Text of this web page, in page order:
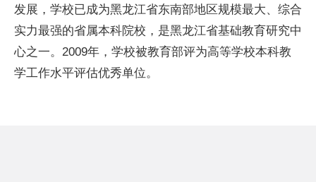
发展，学校已成为黑龙江省东南部地区规模最大、综合
实力最强的省属本科院校，是黑龙江省基础教育研究中
心之一。2009年，学校被教育部评为高等学校本科教
学工作水平评估优秀单位。